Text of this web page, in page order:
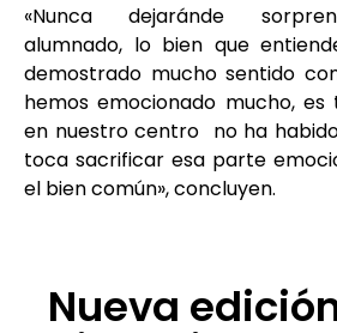
«Nunca dejaránde
alumnado, lo bien que
demostrado mucho sentido
hemos emocionado mucho,
en nuestro centro no ha
toca sacrificar esa parte
el bien común», concluyen.
Nueva